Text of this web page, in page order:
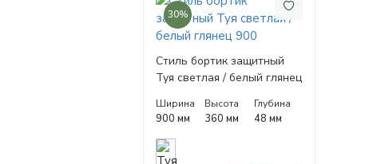
30%
Стиль бортик защитный
Туя светлая / белый глянец
Ширина
900 мм
Высота
360 мм
Глубина
48 мм